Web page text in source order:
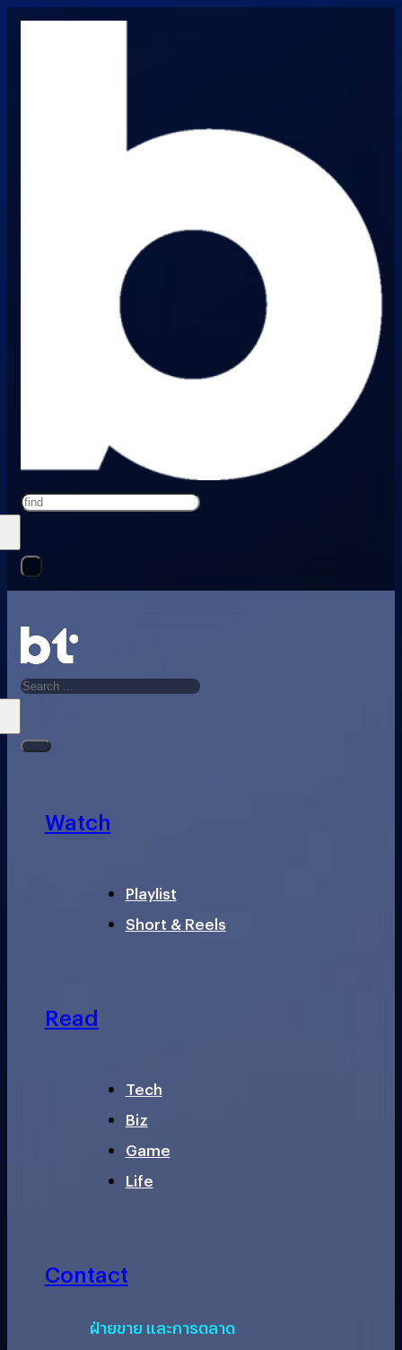
Search
Search
Watch
Playlist
Short & Reels
Read
Tech
Biz
Game
Life
Contact
ฝ่ายขาย และการตลาด